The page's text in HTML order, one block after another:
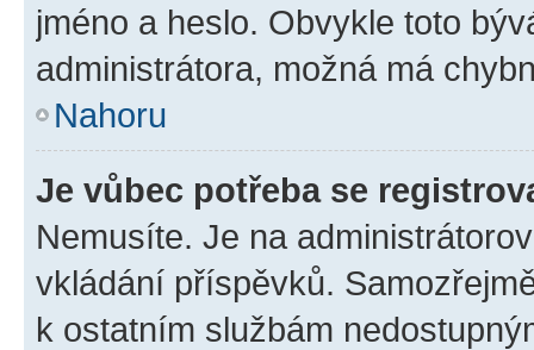
jméno a heslo. Obvykle toto
administrátora, možná má
Nahoru
Je vůbec potřeba se
Nemusíte. Je na
vkládání příspěvků.
k ostatním službám